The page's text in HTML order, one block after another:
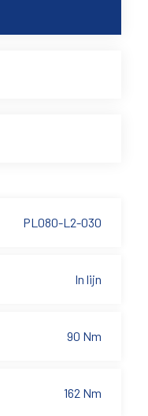
PL080-L2-030
In lijn
90 Nm
162 Nm